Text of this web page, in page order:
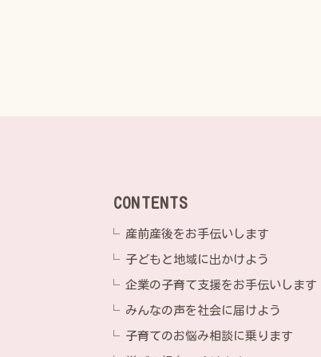
CONTENTS
産前産後をお手伝いします
子どもと地域に出かけよう
企業の子育て支援をお手伝いします
みんなの声を社会に届けよう
子育てのお悩み相談に乗ります